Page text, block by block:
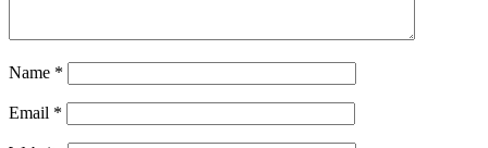
Name *
Email *